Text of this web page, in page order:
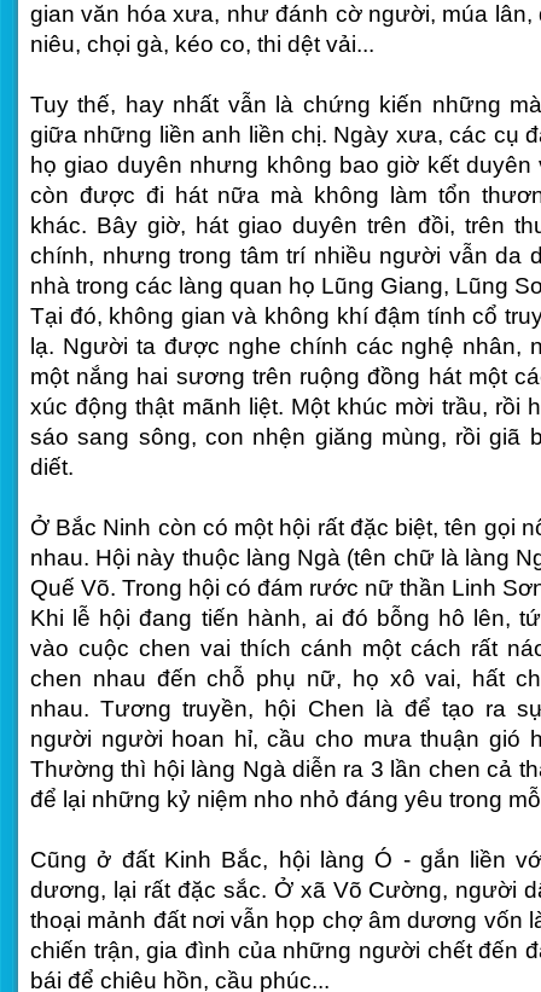
gian văn hóa xưa, như đánh cờ người, múa lân,
niêu, chọi gà, kéo co, thi dệt vải...
Tuy thế, hay nhất vẫn là chứng kiến những
giữa những liền anh liền chị. Ngày xưa, các cụ
họ giao duyên nhưng không bao giờ kết
còn được đi hát nữa mà không làm tổn
khác. Bây giờ, hát giao duyên trên đồi, trên
chính, nhưng trong tâm trí nhiều người vẫn da
nhà trong các làng quan họ Lũng Giang, Lũng
Tại đó, không gian và không khí đậm tính cổ
lạ. Người ta được nghe chính các nghệ nhân,
một nắng hai sương trên ruộng đồng hát một
xúc động thật mãnh liệt. Một khúc mời trầu, rồi
sáo sang sông, con nhện giăng mùng, rồi giã
diết.
Ở Bắc Ninh còn có một hội rất đặc biệt, tên gọi
nhau. Hội này thuộc làng Ngà (tên chữ là làng
Quế Võ. Trong hội có đám rước nữ thần Linh
Khi lễ hội đang tiến hành, ai đó bỗng hô lên,
vào cuộc chen vai thích cánh một cách rất
chen nhau đến chỗ phụ nữ, họ xô vai, hất
nhau. Tương truyền, hội Chen là để tạo ra
người người hoan hỉ, cầu cho mưa thuận gió
Thường thì hội làng Ngà diễn ra 3 lần chen cả
để lại những kỷ niệm nho nhỏ đáng yêu trong
Cũng ở đất Kinh Bắc, hội làng Ó - gắn liền
dương, lại rất đặc sắc. Ở xã Võ Cường, người
thoại mảnh đất nơi vẫn họp chợ âm dương vốn
chiến trận, gia đình của những người chết đến
bái để chiêu hồn, cầu phúc...